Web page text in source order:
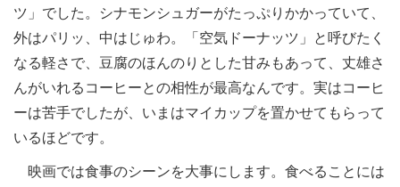
ツ」でした。シナモンシュガーがたっぷりかかっていて、
外はパリッ、中はじゅわ。「空気ドーナッツ」と呼びたく
なる軽さで、豆腐のほんのりとした甘みもあって、丈雄さ
んがいれるコーヒーとの相性が最高なんです。実はコーヒ
ーは苦手でしたが、いまはマイカップを置かせてもらって
いるほどです。
映画では食事のシーンを大事にします。食べることには